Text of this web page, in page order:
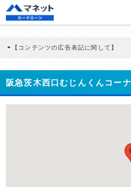
【コンテンツの広告表記に関して】
商品を根拠なくPRするものではなく、当
どに基づき、公平性を担保した情報提供
>提携企業一覧
阪急茨木西口むじんくんコー